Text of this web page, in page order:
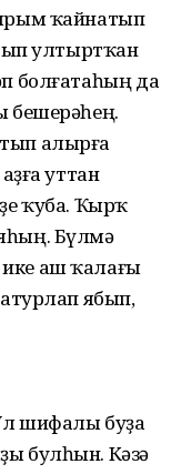
ҡайнатып
ултыртҡан
болғатаһың да
бешерәһең.
алырға
уттан
ҡуба. Ҡырҡ
Бүлмә
аш ҡалағы
ябып,
шифалы буҙа
булһын. Кәзә